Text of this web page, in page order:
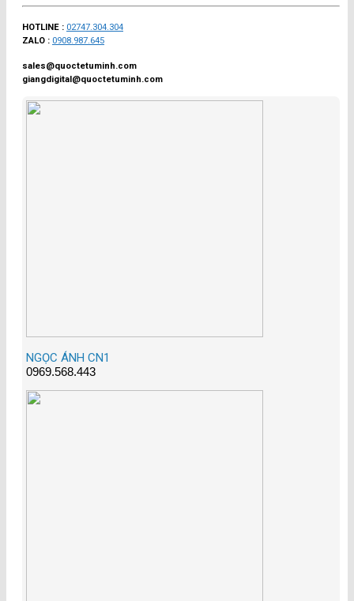
HOTLINE : 02747.304.304
ZALO : 0908.987.645
sales@quoctetuminh.com
giangdigital@quoctetuminh.com
NGỌC ÁNH CN1
0969.568.443